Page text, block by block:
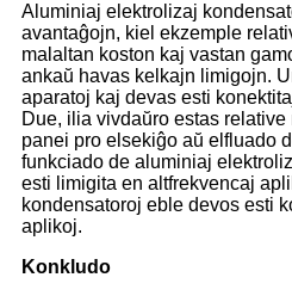
Aluminiaj elektrolizaj
avantaĝojn, kiel ekzemple
malaltan koston kaj vastan
ankaŭ havas kelkajn limigojn.
aparatoj kaj devas esti
Due, ilia vivdaŭro estas
panei pro elsekiĝo aŭ elfluado
funkciado de aluminiaj
esti limigita en altfrekvencaj
kondensatoroj eble devos esti
aplikoj.
Konkludo